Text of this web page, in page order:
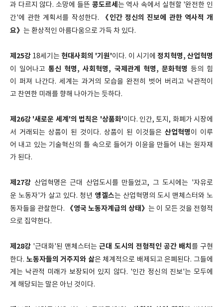
과 다르지 않다. 소망에 들뜬 콩도르세 는 역사 속에서 실현할 '완전한 인
간'에 관한 계획서를 작성한다.
《인간 정신의 진보에 관한 역사적 개
요》 는 환상적인 아름다움으로 가득 차 있다.
제25강 18세기는 현대사회의 '기원'이다. 이 시기에 정치혁명, 산업혁명
이 일어나고통신 혁명, 사회혁명, 국제관계 혁명, 문화혁명 등의 힘
이 퍼져 나간다. 세계는 과거의 모습을 완전히 벗어 버리고 낙관적이
고 찬연한 미래를 향해 나아가는 듯하다.
제26강 '새로운 세계'의 법칙은 '상품화'이다. 인간, 토지, 화폐가 시장에
서 거래되는 상품이 된 것이다. 상품이 된 이것들은 산업혁명이 이루
어 내고 있는 기술혁신의 틀 속으로 들어가 이윤을 만들어 내는 원자재
가 된다.
제27강 산업혁명은 근대 산업도시를 만들었고, 그 도시에는 '자유로
운 노동자'가 살고 있다. 청년 엥겔스는 산업혁명의 도시 맨체스터와 노
동자들을 관찰한다.
《영국 노동자계급의 상태》는 이 모든 것을 전형적
으로 집약한다.
제28강 '근대화'된 맨체스터는근대 도시의 전형적인 공간 배치 를 구현
한다. 노동자들의 거주지와 삶은 체계적으로 배제되고 은폐된다. 그들에
게는 낙관적 미래가 보장되어 있지 않다. '인간 정신의 진보'는 모두에
게 해당되는 말은 아닌 것이다.